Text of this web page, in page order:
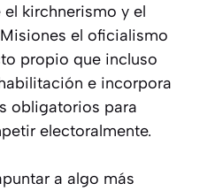
kirchnerismo y el
el oficialismo
propio que incluso
e incorpora
obligatorios para
electoralmente.
a algo más